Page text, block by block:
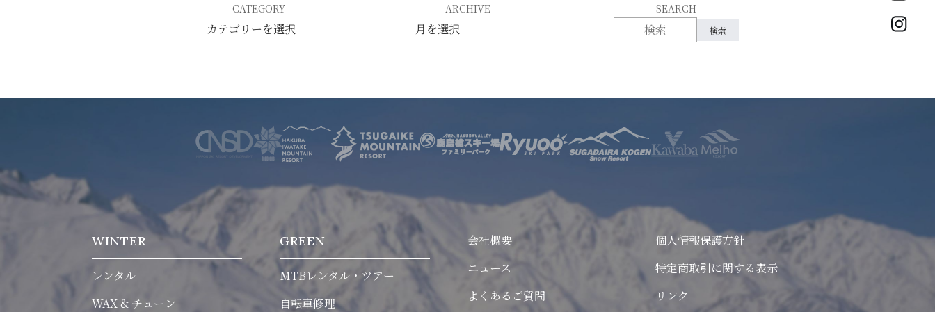
特定商取引に関する表示 リンク
公式イ
CATEGORY ARCHIVE SEARCH
WINTER
レンタル
WAX & チューン
GREEN
MTBレンタル・ツアー
自転車修理
会社概要
ニュース
よくあるご質問
個人情報保護方針
特定商取引に関する表示
リンク